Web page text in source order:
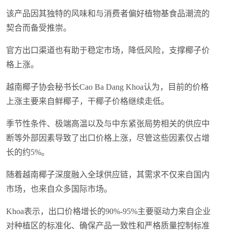
该产品因其独特的风味和与消费者偏好植物基食品潮流的
契合而备受推崇。
官方出口渠道也有助于稳定市场，降低风险，支撑椰子价
格上涨。
越南椰子协会秘书长Cao Ba Dang Khoa认为，目前的价格
上涨主要来自鲜椰子，干椰子价格继续走低。
季节性条件、极端高温以及与中东紧张局势相关的供应中
断等外部因素导致了出口价格上涨，尽管这些因素仅占增
长的约5%。
随着越南椰子深度融入全球供应链，其需求不仅来自国内
市场，也来自众多国际市场。
Khoa表示，出口价格增长的90%-95%主要驱动力来自企业
对种植区的标准化、确保产品一致性和严格质量控制标准